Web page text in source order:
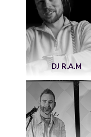
DJ R.A.M